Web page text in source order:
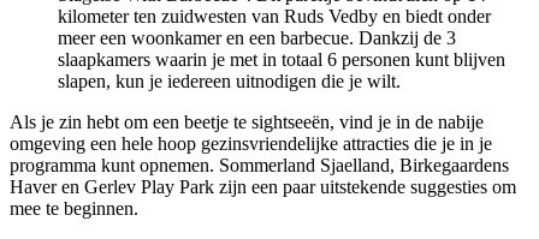
kilometer ten zuidwesten van Ruds Vedby en biedt onder
meer een woonkamer en een barbecue. Dankzij de 3
slaapkamers waarin je met in totaal 6 personen kunt blijven
slapen, kun je iedereen uitnodigen die je wilt.
Als je zin hebt om een beetje te sightseeën, vind je in de nabije
omgeving een hele hoop gezinsvriendelijke attracties die je in je
programma kunt opnemen. Sommerland Sjaelland, Birkegaardens
Haver en Gerlev Play Park zijn een paar uitstekende suggesties om
mee te beginnen.